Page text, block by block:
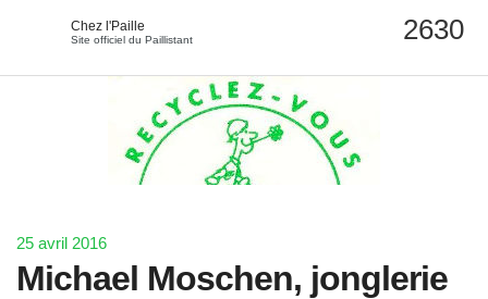
Chez l'Paille
Site officiel du Paillistant
25 avril 2016
Michael Moschen, jonglerie